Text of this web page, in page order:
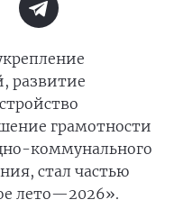
развитие
грамотности
коммунального
стал частью
лето—2026».